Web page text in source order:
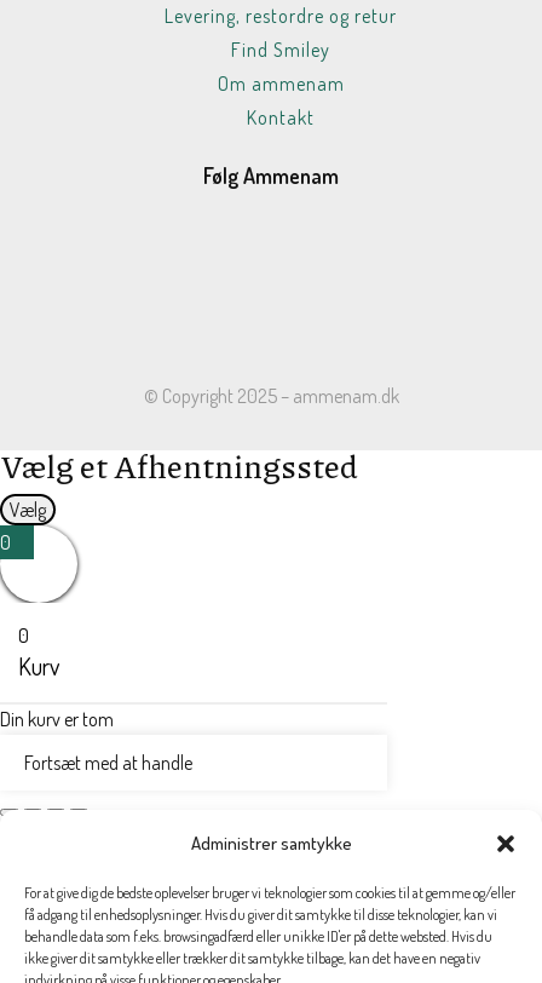
Administrer samtykke
For at give dig de bedste oplevelser bruger vi teknologier som cookies til at gemme og/eller
få adgang til enhedsoplysninger. Hvis du giver dit samtykke til disse teknologier, kan vi
behandle data som f.eks. browsingadfærd eller unikke ID'er på dette websted. Hvis du
ikke giver dit samtykke eller trækker dit samtykke tilbage, kan det have en negativ
Levering, restordre og retur
Find Smiley
Om ammenam
Kontakt
Følg Ammenam
© Copyright 2025 – ammenam.dk
Vælg et Afhentningssted
Vælg
0
0
Kurv
Din kurv er tom
Fortsæt med at handle